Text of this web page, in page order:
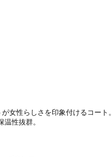
女性らしさを印象付けるコート。
性抜群。